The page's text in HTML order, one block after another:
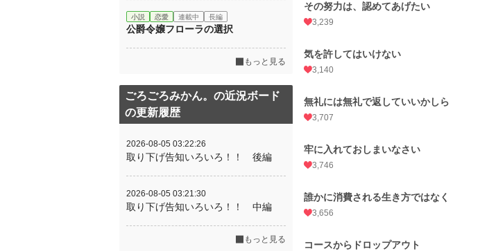
その努力は、認めてあげたい
3,239
気を許してはいけない
3,140
無礼には無礼で返していいかしら
3,707
牢に入れておしまいなさい
3,746
誰かに消費される生き方ではなく
3,656
コースからドロップアウト
小説 恋愛 連載中 長編
公爵令嬢フローラの選択
もっと見る
ごろごろみかん。の近況ボード
の更新履歴
2026-08-05 03:22:26
取り下げ告知いろいろ！！ 後編
2026-08-05 03:21:30
取り下げ告知いろいろ！！ 中編
もっと見る